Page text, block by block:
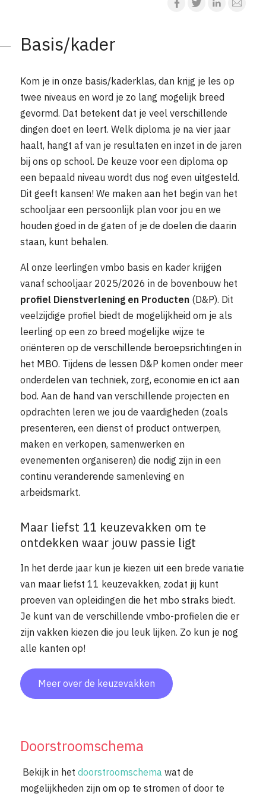
Basis/kader
Kom je in onze basis/kaderklas, dan krijg je les op
twee niveaus en word je zo lang mogelijk breed
gevormd. Dat betekent dat je veel verschillende
dingen doet en leert. Welk diploma je na vier jaar
haalt, hangt af van je resultaten en inzet in de jaren
bij ons op school. De keuze voor een diploma op
een bepaald niveau wordt dus nog even uitgesteld.
Dit geeft kansen! We maken aan het begin van het
schooljaar een persoonlijk plan voor jou en we
houden goed in de gaten of je de doelen die daarin
staan, kunt behalen.
Al onze leerlingen vmbo basis en kader krijgen
vanaf schooljaar 2025/2026 in de bovenbouw het
profiel Dienstverlening en Producten(D&P). Dit
veelzijdige profiel biedt de mogelijkheid om je als
leerling op een zo breed mogelijke wijze te
oriënteren op de verschillende beroepsrichtingen in
het MBO. Tijdens de lessen D&P komen onder meer
onderdelen van techniek, zorg, economie en ict aan
bod. Aan de hand van verschillende projecten en
opdrachten leren we jou de vaardigheden (zoals
presenteren, een dienst of product ontwerpen,
maken en verkopen, samenwerken en
evenementen organiseren) die nodig zijn in een
continu veranderende samenleving en
arbeidsmarkt.
Maar liefst 11 keuzevakken om te
ontdekken waar jouw passie ligt
In het derde jaar kun je kiezen uit een brede variatie
van maar liefst 11 keuzevakken, zodat jij kunt
proeven van opleidingen die het mbo straks biedt.
Je kunt van de verschillende vmbo-profielen die er
zijn vakken kiezen die jou leuk lijken. Zo kun je nog
alle kanten op!
Meer over de keuzevakken
Doorstroomschema
Bekijk in het doorstroomschemawat de
mogelijkheden zijn om op te stromen of door te